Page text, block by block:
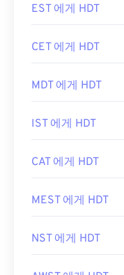
EST 에게 HDT
CET 에게 HDT
MDT 에게 HDT
IST 에게 HDT
CAT 에게 HDT
MEST 에게 HDT
NST 에게 HDT